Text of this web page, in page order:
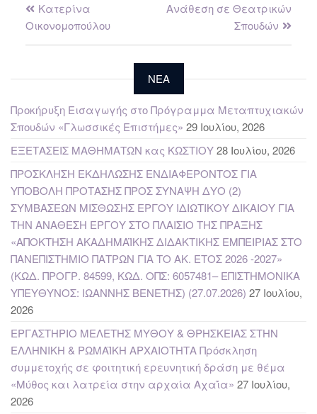
Κατερίνα
Οικονομοπούλου
Ανάθεση σε Θεατρικών
Σπουδών
NEA
Προκήρυξη Εισαγωγής στο Πρόγραμμα Μεταπτυχιακών
Σπουδών «Γλωσσικές Επιστήμες» 29 Ιουλίου, 2026
ΕΞΕΤΑΣΕΙΣ ΜΑΘΗΜΑΤΩΝ κας ΚΩΣΤΙΟΥ28 Ιουλίου, 2026
ΠΡΟΣΚΛΗΣΗ ΕΚΔΗΛΩΣΗΣ ΕΝΔΙΑΦΕΡΟΝΤΟΣ ΓΙΑ
ΥΠΟΒΟΛΗ ΠΡΟΤΑΣΗΣ ΠΡΟΣ ΣΥΝΑΨΗ ΔΥΟ (2)
ΣΥΜΒΑΣΕΩΝ ΜΙΣΘΩΣΗΣ ΕΡΓΟΥ ΙΔΙΩΤΙΚΟΥ ΔΙΚΑΙΟΥ ΓΙΑ
ΤΗΝ ΑΝΑΘΕΣΗ ΕΡΓΟΥ ΣΤΟ ΠΛΑΙΣΙΟ ΤΗΣ ΠΡΑΞΗΣ
«ΑΠΟΚΤΗΣΗ ΑΚΑΔΗΜΑΪΚΗΣ ΔΙΔΑΚΤΙΚΗΣ ΕΜΠΕΙΡΙΑΣ ΣΤΟ
ΠΑΝΕΠΙΣΤΗΜΙΟ ΠΑΤΡΩΝ ΓΙΑ ΤΟ ΑΚ. ΕΤΟΣ 2026 -2027»
(ΚΩΔ. ΠΡΟΓΡ. 84599, ΚΩΔ. ΟΠΣ: 6057481– ΕΠΙΣΤΗΜΟΝΙΚΑ
ΥΠΕΥΘΥΝΟΣ: ΙΩΑΝΝΗΣ ΒΕΝΕΤΗΣ) (27.07.2026) 27 Ιουλίου,
2026
ΕΡΓΑΣΤΗΡΙΟ ΜΕΛΕΤΗΣ ΜΥΘΟΥ & ΘΡΗΣΚΕΙΑΣ ΣΤΗΝ
ΕΛΛΗΝΙΚΗ & ΡΩΜΑΪΚΗ ΑΡΧΑΙΟΤΗΤΑ Πρόσκληση
συμμετοχής σε φοιτητική ερευνητική δράση με θέμα
«Μύθος και λατρεία στην αρχαία Αχαΐα» 27 Ιουλίου,
2026